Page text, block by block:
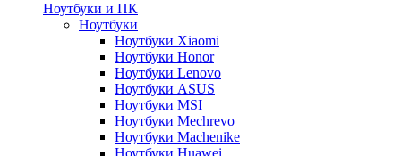
Ноутбуки и ПК
Ноутбуки
Ноутбуки Xiaomi
Ноутбуки Honor
Ноутбуки Lenovo
Ноутбуки ASUS
Ноутбуки MSI
Ноутбуки Mechrevo
Ноутбуки Machenike
Ноутбуки Huawei